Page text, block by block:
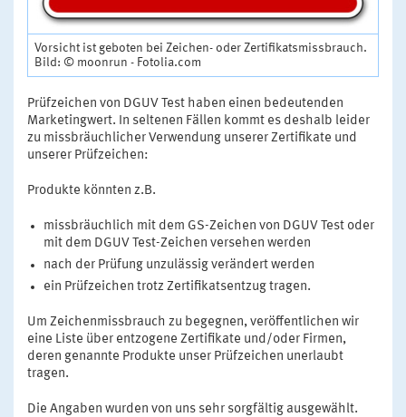
Vorsicht ist geboten bei Zeichen- oder Zertifikatsmissbrauch.
Bild: © moonrun - Fotolia.com
Prüfzeichen von DGUV Test haben einen bedeutenden
Marketingwert. In seltenen Fällen kommt es deshalb leider
zu missbräuchlicher Verwendung unserer Zertifikate und
unserer Prüfzeichen:
Produkte könnten z.B.
missbräuchlich mit dem GS-Zeichen von DGUV Test oder
mit dem DGUV Test-Zeichen versehen werden
nach der Prüfung unzulässig verändert werden
ein Prüfzeichen trotz Zertifikatsentzug tragen.
Um Zeichenmissbrauch zu begegnen, veröffentlichen wir
eine Liste über entzogene Zertifikate und/oder Firmen,
deren genannte Produkte unser Prüfzeichen unerlaubt
tragen.
Die Angaben wurden von uns sehr sorgfältig ausgewählt.